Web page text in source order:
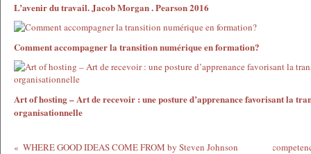
L’avenir du travail. Jacob Morgan . Pearson 2016
Comment accompagner la transition numérique en formation?
Art of hosting – Art de recevoir : une posture d’apprenance favorisant la
organisationnelle
WHERE GOOD IDEAS COME FROM by Steven Johnson